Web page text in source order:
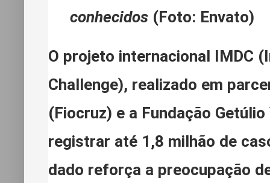
conhecidos (Foto: Envato)
O projeto internacional IMDC
Challenge), realizado em
(Fiocruz) e a Fundação
registrar até 1,8 milhão de
dado reforça a preocupação